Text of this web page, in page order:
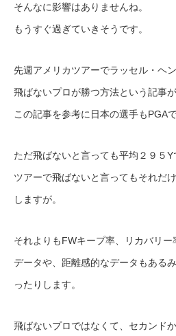
そんなに影響はありませんね。
もうすぐ過ぎていきそうです。
先週アメリカツアーでラッセル・ヘ
飛ばないプロが勝つ方法という記事が
この記事を参考に日本の選手もPGA
ただ飛ばないと言っても平均２９５Y
ツアーで飛ばないと言ってもそれだ
しますが。
それよりもFWキープ率、リカバリ
データや、距離感的なデータもある
ったりします。
飛ばないプロではなくて、セカンド